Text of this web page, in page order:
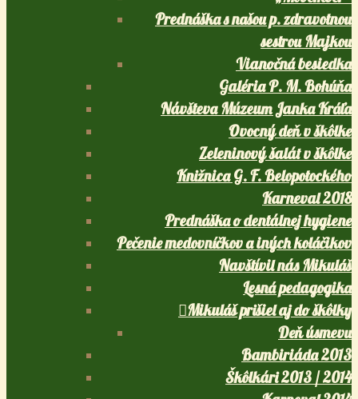
Prednáška s našou p. zdravotnou
sestrou Majkou
Vianočná besiedka
Galéria P. M. Bohúňa
Návšteva Múzeum Janka Kráľa
Ovocný deň v škôlke
Zeleninový šalát v škôlke
Knižnica G. F. Belopotockého
Karneval 2018
Prednáška o dentálnej hygiene
Pečenie medovníčkov a iných koláčikov
Navštívil nás Mikuláš
Lesná pedagogika
Mikuláš prišiel aj do škôlky
Deň úsmevu
Bambiriáda 2013
Škôlkári 2013 / 2014